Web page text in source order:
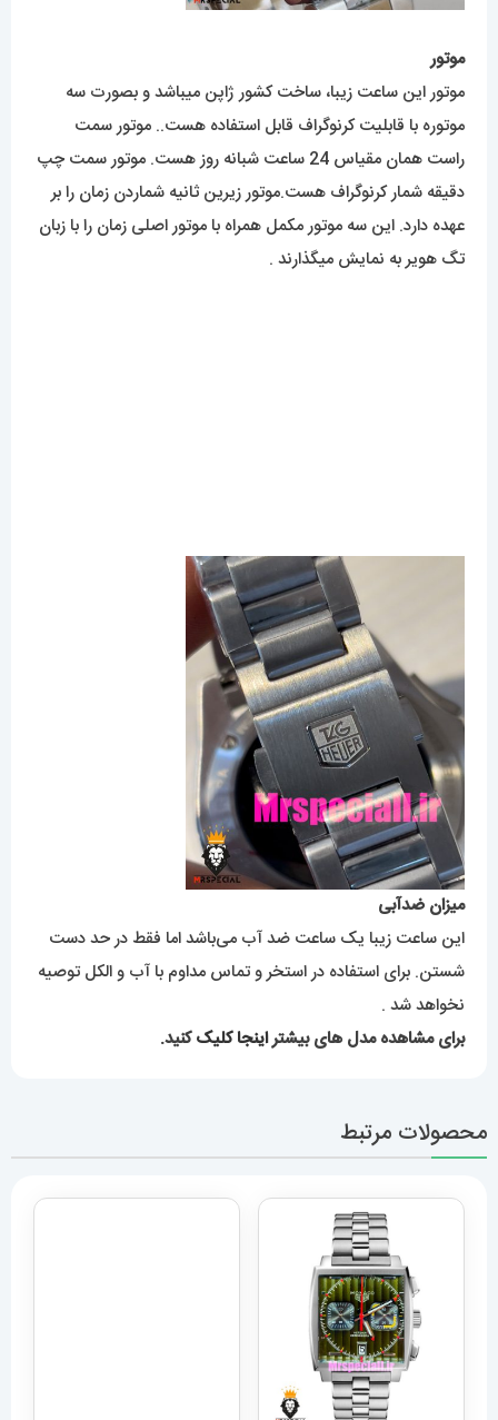
موتور
موتور این ساعت زیبا، ساخت کشور ژاپن میباشد و بصورت سه
موتوره با قابلیت کرنوگراف قابل استفاده هست.. موتور سمت
راست همان مقیاس 24 ساعت شبانه روز هست. موتور سمت چپ
دقیقه شمار کرنوگراف هست.موتور زیرین ثانیه شماردن زمان را بر
عهده دارد. این سه موتور مکمل همراه با موتور اصلی زمان را با زبان
تگ هویر به نمایش میگذارند .
میزان ضدآبی
این ساعت زیبا یک ساعت ضد آب می‌باشد اما فقط در حد دست
شستن. برای استفاده در استخر و تماس مداوم با آب و الکل توصیه
نخواهد شد .
برای مشاهده مدل های بیشتراینجا کلیککنید.
محصولات مرتبط